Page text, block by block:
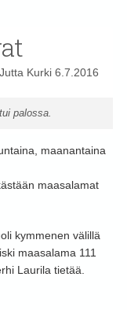
Jutta Kurki6.7.2016
palossa.
maanantaina
maasalamat
kymmenen välillä
maasalama 111
Laurila tietää.